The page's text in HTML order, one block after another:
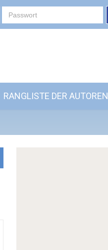
RANGLISTE DER AUTOREN